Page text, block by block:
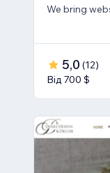
We bring
5,0 (12)
Від 700 $